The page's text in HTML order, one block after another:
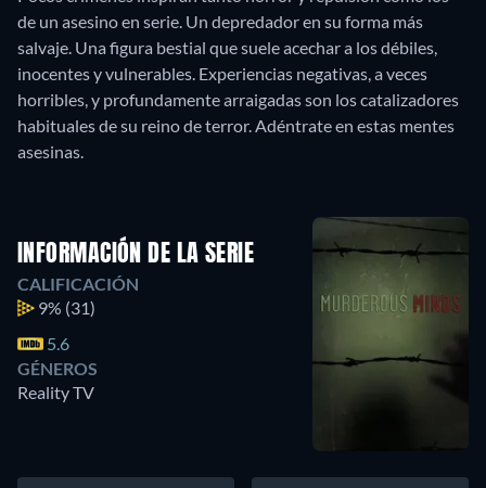
de un asesino en serie. Un depredador en su forma más
salvaje. Una figura bestial que suele acechar a los débiles,
inocentes y vulnerables. Experiencias negativas, a veces
horribles, y profundamente arraigadas son los catalizadores
habituales de su reino de terror. Adéntrate en estas mentes
INFORMACIÓN DE LA SERIE
CALIFICACIÓN
9% (31)
5.6
GÉNEROS
Reality TV